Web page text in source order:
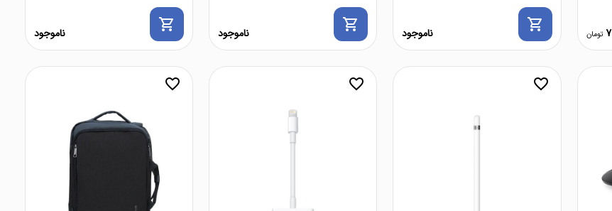
ناموجود
shopping_cart
ناموجود
shopping_cart
ناموجود
shopping_cart
favorite_border
favorite_border
favorite_border